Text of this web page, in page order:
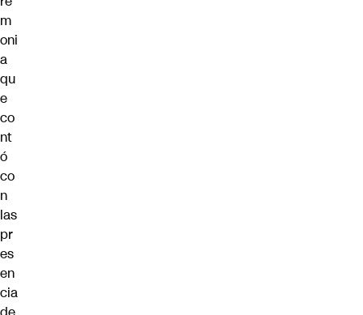
m
oni
a
qu
e
co
nt
ó
co
n
las
pr
es
en
cia